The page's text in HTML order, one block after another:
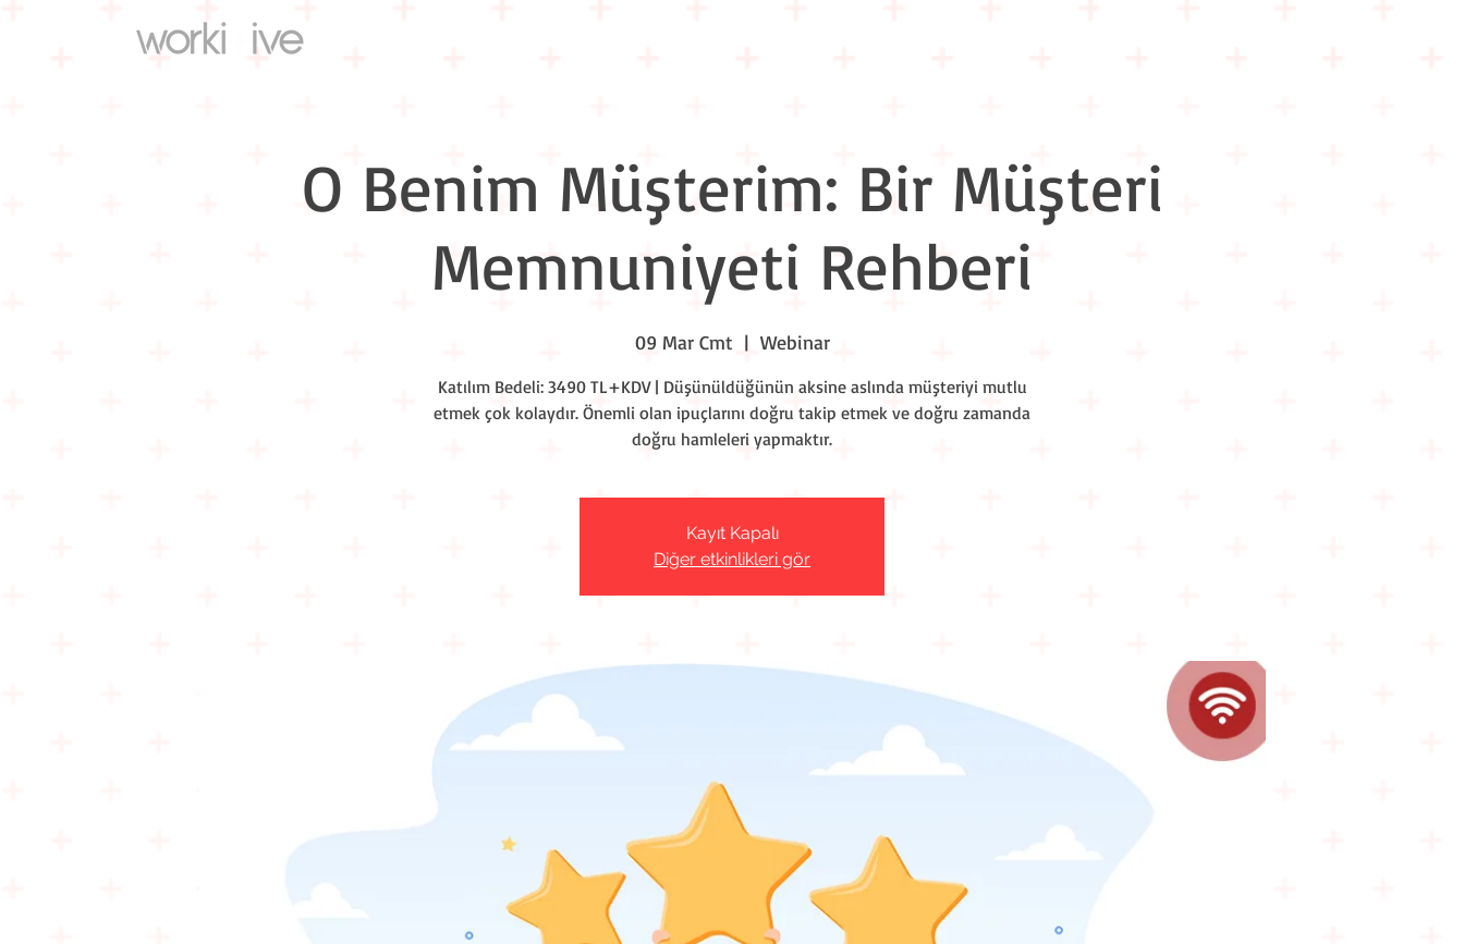
O Benim Müşterim: Bir Müşteri
Memnuniyeti Rehberi
09 Mar Cmt
  |
Webinar
Katılım Bedeli: 3490 TL+KDV | Düşünüldüğünün aksine aslında müşteriyi mutlu
etmek çok kolaydır. Önemli olan ipuçlarını doğru takip etmek ve doğru zamanda
doğru hamleleri yapmaktır.
Kayıt Kapalı
Diğer etkinlikleri gör